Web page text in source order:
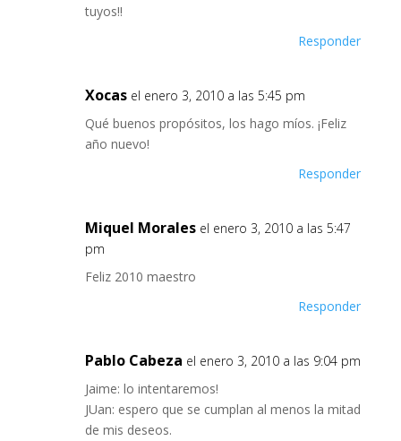
tuyos!!
Responder
Xocas el enero 3, 2010 a las 5:45 pm
Qué buenos propósitos, los hago míos. ¡Feliz
año nuevo!
Responder
Miquel Morales el enero 3, 2010 a las 5:47
pm
Feliz 2010 maestro
Responder
Pablo Cabeza el enero 3, 2010 a las 9:04 pm
Jaime: lo intentaremos!
JUan: espero que se cumplan al menos la mitad
de mis deseos.